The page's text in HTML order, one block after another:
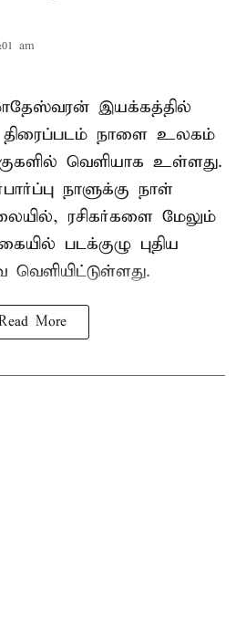
am
இயக்கத்தில்
திரைப்படம் நாளை உலகம்
வெளியாக உள்ளது.
நாளுக்கு நாள்
ரசிகர்களை மேலும்
படக்குழு புதிய
More